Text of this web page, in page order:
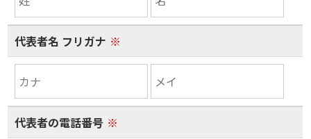
代表者名 フリガナ ※
代表者の電話番号 ※